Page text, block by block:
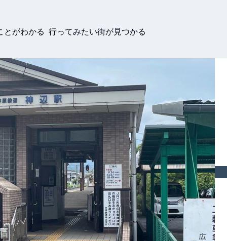
とがわかる 行ってみたい街が見つかる